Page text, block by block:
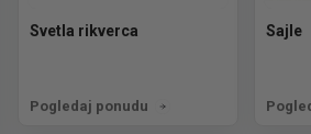
Svetla rikverca
Pogledaj ponudu
Sajle